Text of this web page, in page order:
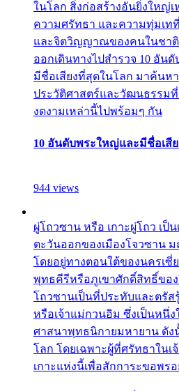
ในโลก สิ่งก่อสร้างอันยิ่งใหญ่เ
ความศรัทธา และความทุ่มเท
และจิตวิญญาณของคนในชาติ
ออกเดินทางไปสำรวจ 10 อัน
มีชื่อเสียงที่สุดในโลก มาค้นห
ประวัติศาสตร์และวัฒนธรรม
งดงามเหล่านี้ไปพร้อมๆ กัน
10 อันดับพระใหญ่และมีชื่อเสี
944 views
ผู่โถวซาน หรือ เกาะผู่โถว เป็
ตะวันออกของเมืองโจวซาน
โดยอยู่ทางตอนใต้ของนครเซี่
พุทธคีรีหรือภูเขาศักดิ์สิทธิ์ขอ
โถวซานเป็นที่ประทับและตรั
หรือเจ้าแม่กวนอิม ซึ่งเป็นหนึ่
ศาสนาพุทธนิกายมหายาน ดัง
โลก โดยเฉพาะผู้ที่ศรัทธาใน
เกาะแห่งนี้เพื่อสักการะขอพร